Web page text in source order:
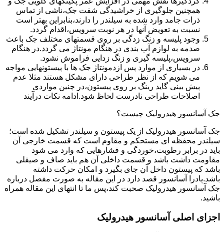
همچنین جلوگیری از خراشیدگی شفت جک،ناشی از تماس
ذرات جامد وارد شده به سیلندر را دارند،بنابراین بهتر است
نسبت به تعویض آنها در هر نوبت سرویس،اقدام گردد.
وجود پلیسه و زنگ زدگی بر روی قسمتهای مختلف جک باعث
صدمه به لوازم آب بندی در هنگام مونتاژ می گردد.در هنگام
سرویس،پلیسه گیری و زنگ زدایی فراموش نشود.
در بسیاری از موارد پس ازدمونتاژ جک ها با پیستونهایی مواجه
می شویم که از نظر طراحی دارای مشکل هستند مثلا عدم
پیش بینی گاید رینگ بر روی پیستون،در چنین مواردی
اصلاحات طراحی نادرست لحاظ شود.ادامه نکات درآیند
جک آسانسور هیدرولیک چیست؟
جک آسانسور هیدرولیک از یک پیستون و سیلندر تشکیل شده است؛
سیلندر محفظه ای مستحکم و مقاوم است که قسمت خارجی آن
باید در برابر رطوبت،خوردگی و فشارهایی که وارد می شود
مقاومت داشت باشد و قسمت داخلی آن هم باید صاف و صیقلی
باشد که پیستون داخل آن جای بگیرد و امکان حرکت داشته
باشد.پادرا آسانسور قصد دارد در این مقاله به صورت مفصل درباره
جک آسانسور هیدرولیک صحبت کند،پس ما تا انتهای این مقاله همراه
باشید.
اجزای اصلی آسانسور هیدرولیک